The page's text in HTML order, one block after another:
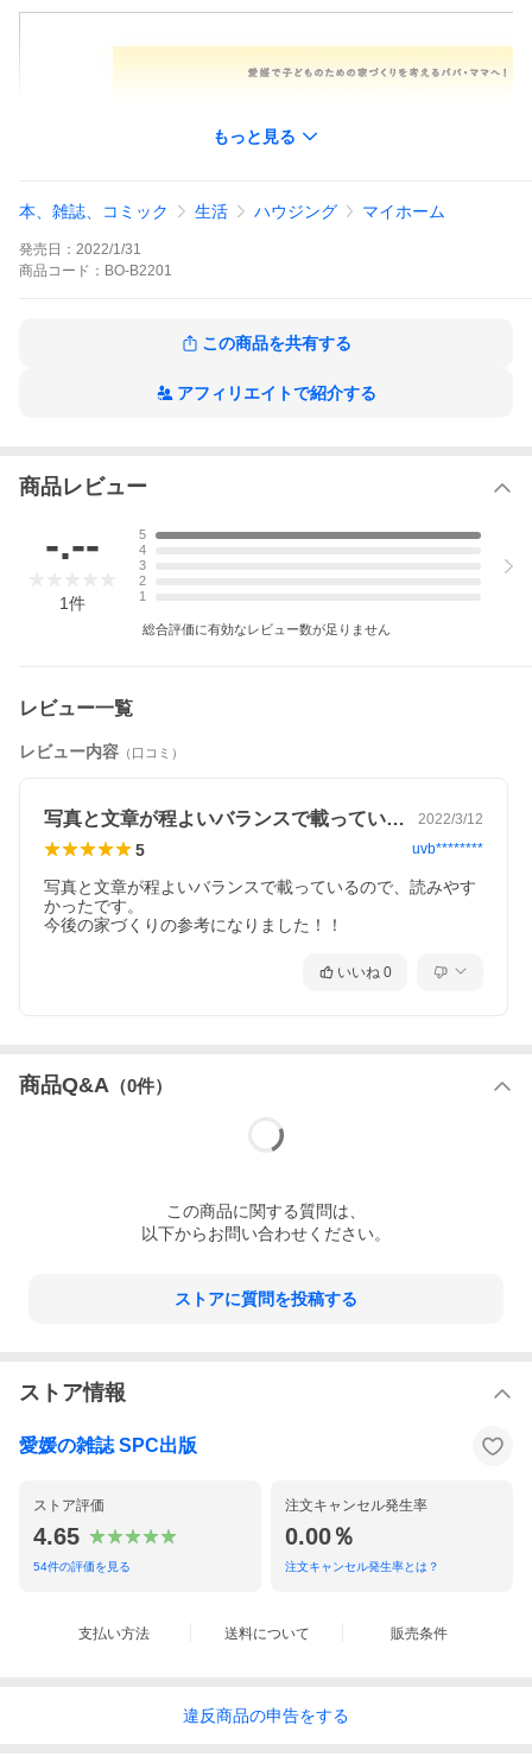
もっと見る
本、雑誌、コミック 生活 ハウジング マイホーム
発売日： 2022/1/31
商品 コード： BO-B2201
この商品を共有する
アフィリエイトで紹介する
商品レビュー
-.--
1件
5
4
3
2
1
総合評価に有効なレビュー数が足りません
レビュー一覧
レビュー内容 （口コミ）
写真と文章が程よいバランスで載っている… 2022/3/12
5 uvb********
写真と文章が程よいバランスで載っているので、読みやす
かったです。
今後の家づくりの参考になりました！！
いいね 0
商品Q&A （0件）
この商品に関する質問は、
以下からお問い合わせください。
ストアに質問を投稿する
ストア情報
愛媛の雑誌 SPC出版
ストア評価
4.65
54件の評価を見る
注文キャンセル発生率
0.00％
注文キャンセル発生率とは？
支払い方法 送料について 販売条件
違反商品の申告をする